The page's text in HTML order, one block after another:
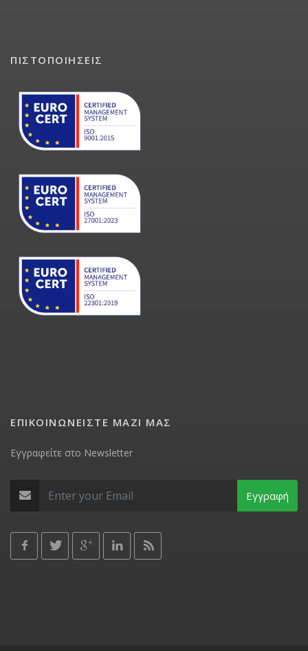
ΠΙΣΤΟΠΟΙΗΣΕΙΣ
ΕΠΙΚΟΙΝΩΝΕΙΣΤΕ ΜΑΖΙ ΜΑΣ
Εγγραφείτε στο Newsletter
Εγγραφή